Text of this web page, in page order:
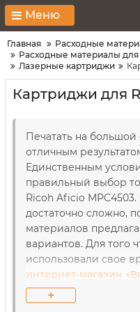
Меню
Главная
Расходные
Расходные материалы
Лазерные картриджи
Картриджи для
Печатать на
отличным
Единственным
правильный выбор
Ricoh Aficio
достаточно сложно,
материалов
вариантов. Для того
использовали свое
интернет-магазин
только самые
торговых марок.
+